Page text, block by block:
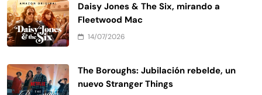
Daisy Jones & The Six, mirando a
Fleetwood Mac
14/07/2026
The Boroughs: Jubilación rebelde, un
nuevo Stranger Things